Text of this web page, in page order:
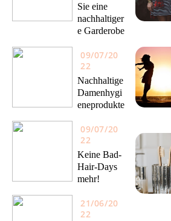
Sie eine
nachhaltiger
e Garderobe
09/07/20
22
Nachhaltige
Damenhygi
eneprodukte
09/07/20
22
Keine Bad-
Hair-Days
mehr!
21/06/20
22